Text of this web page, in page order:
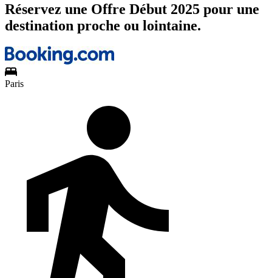
Réservez une Offre Début 2025 pour une
destination proche ou lointaine.
Paris